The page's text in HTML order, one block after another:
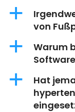
a
von
a
Warum
a
Hat